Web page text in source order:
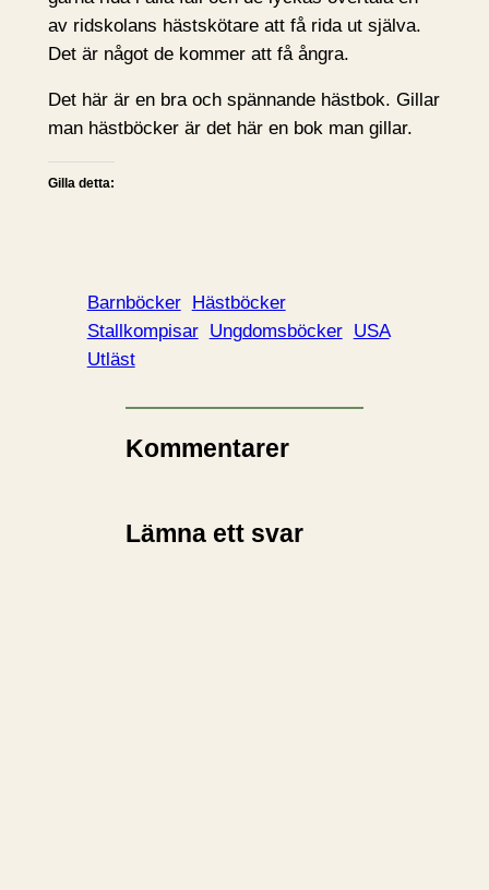
av ridskolans hästskötare att få rida ut själva.
Det är något de kommer att få ångra.
Det här är en bra och spännande hästbok. Gillar
man hästböcker är det här en bok man gillar.
Gilla detta:
Barnböcker Hästböcker
Stallkompisar Ungdomsböcker USA
Utläst
Kommentarer
Lämna ett svar